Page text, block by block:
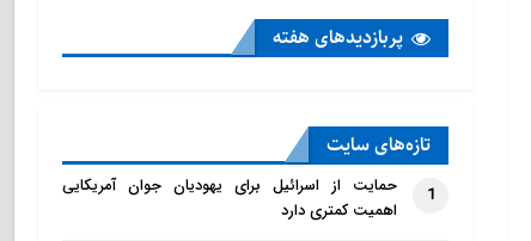
پربازدید‌های هفته
تازه‌‌های سایت
1
حمایت از اسرائیل برای یهودیان جوان آمریکایی
اهمیت کمتری دارد